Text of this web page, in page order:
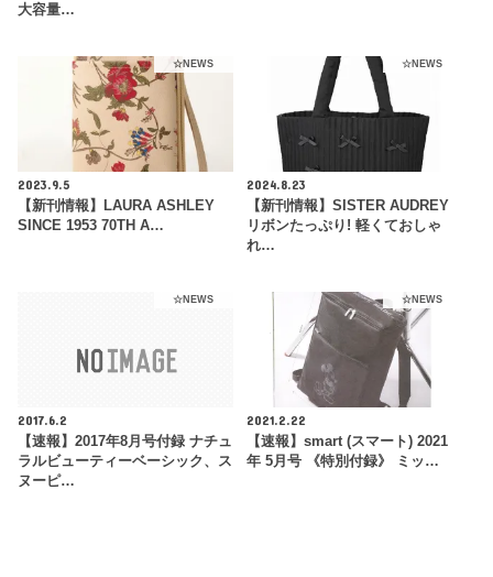
大容量…
☆NEWS
2023.9.5
【新刊情報】LAURA ASHLEY
SINCE 1953 70TH A…
☆NEWS
2024.8.23
【新刊情報】SISTER AUDREY
リボンたっぷり! 軽くておしゃ
れ…
☆NEWS
2017.6.2
【速報】2017年8月号付録 ナチュ
ラルビューティーベーシック、ス
ヌーピ…
☆NEWS
2021.2.22
【速報】smart (スマート) 2021
年 5月号 《特別付録》 ミッ…